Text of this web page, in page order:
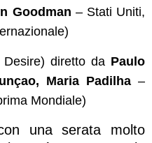
Goodman – Stati Uniti,
diretto da Paulo
Maria Padilha–
Mondiale)
una serata molto